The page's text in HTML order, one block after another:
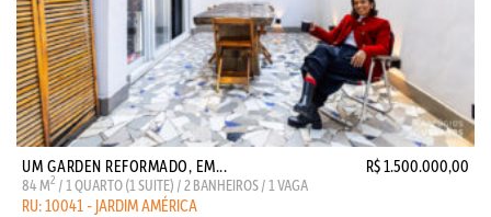
UM GARDEN REFORMADO, EM... R$ 1.500.000,00
84 M2 / 1 QUARTO (1 SUITE) / 2 BANHEIROS / 1 VAGA
RU: 10041 - JARDIM AMÉRICA